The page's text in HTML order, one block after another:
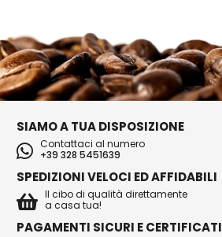
SIAMO A TUA DISPOSIZIONE
Contattaci al numero
+39 328 5451639
SPEDIZIONI VELOCI ED AFFIDABILI
Il cibo di qualità direttamente
a casa tua!
PAGAMENTI SICURI E CERTIFICATI